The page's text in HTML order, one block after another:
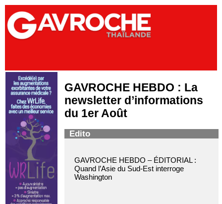
GAVROCHE HEBDO : La
newsletter d’informations
du 1er Août
Edito
GAVROCHE HEBDO – ÉDITORIAL :
Quand l’Asie du Sud-Est interroge
Washington